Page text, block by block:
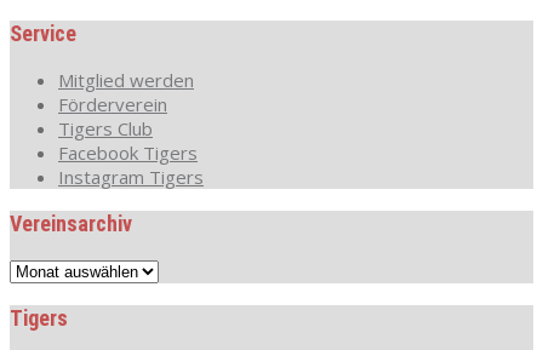
Service
Mitglied werden
Förderverein
Tigers Club
Facebook Tigers
Instagram Tigers
Vereinsarchiv
Vereinsarchiv
Tigers